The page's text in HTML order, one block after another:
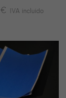
€ IVA incluido